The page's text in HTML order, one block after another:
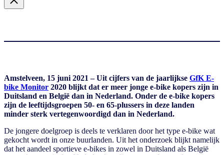
Amstelveen, 15 juni 2021 – Uit cijfers van de jaarlijkse GfK E-
bike Monitor 2020 blijkt dat er meer jonge e-bike kopers zijn in
Duitsland en België dan in Nederland. Onder de e-bike kopers
zijn de leeftijdsgroepen 50- en 65-plussers in deze landen
minder sterk vertegenwoordigd dan in Nederland.
De jongere doelgroep is deels te verklaren door het type e-bike wat
gekocht wordt in onze buurlanden. Uit het onderzoek blijkt namelijk
dat het aandeel sportieve e-bikes in zowel in Duitsland als België